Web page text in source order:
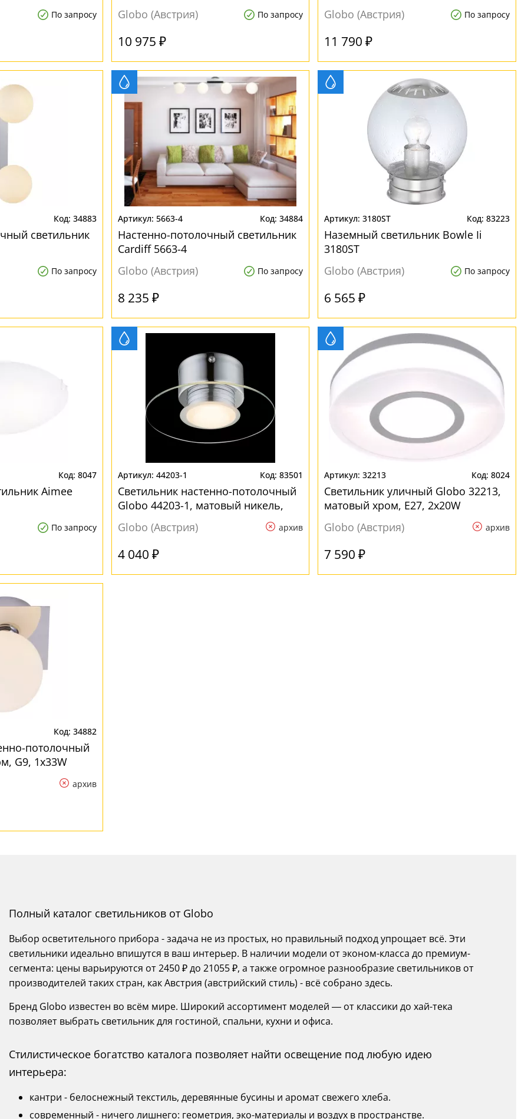
По запросу
Globo (Австрия)
По запросу
10 975 ₽
Globo (Австрия)
По запросу
11 790 ₽
34883
светильник
По запросу
5663-4 34884
Настенно-потолочный светильник
Cardiff 5663-4
Globo (Австрия)
По запросу
8 235 ₽
3180ST 83223
Наземный светильник Bowle Ii
3180ST
Globo (Австрия)
По запросу
6 565 ₽
8047
Aimee
По запросу
44203-1 83501
Светильник настенно-потолочный
Globo 44203-1, матовый никель,
LED, 1x5W
Globo (Австрия) архив
4 040 ₽
32213 8024
Светильник уличный Globo 32213,
матовый хром, E27, 2x20W
Globo (Австрия)
архив
7 590 ₽
34882
потолочный
G9, 1x33W
архив
Полный каталог светильников от Globo
Выбор осветительного прибора - задача не из простых, но правильный подход упрощает всё. Эти
светильники идеально впишутся в ваш интерьер. В наличии модели от эконом-класса до премиум-
сегмента: цены варьируются от 2450 ₽ до 21055 ₽, а также огромное разнообразие светильников от
производителей таких стран, как Австрия (австрийский стиль) - всё собрано здесь.
Бренд Globo известен во всём мире. Широкий ассортимент моделей — от классики до хай-тека
позволяет выбрать светильник для гостиной, спальни, кухни и офиса.
Стилистическое богатство каталога позволяет найти освещение под любую идею
интерьера:
кантри - белоснежный текстиль, деревянные бусины и аромат свежего хлеба.
современный - ничего лишнего: геометрия, эко-материалы и воздух в пространстве.